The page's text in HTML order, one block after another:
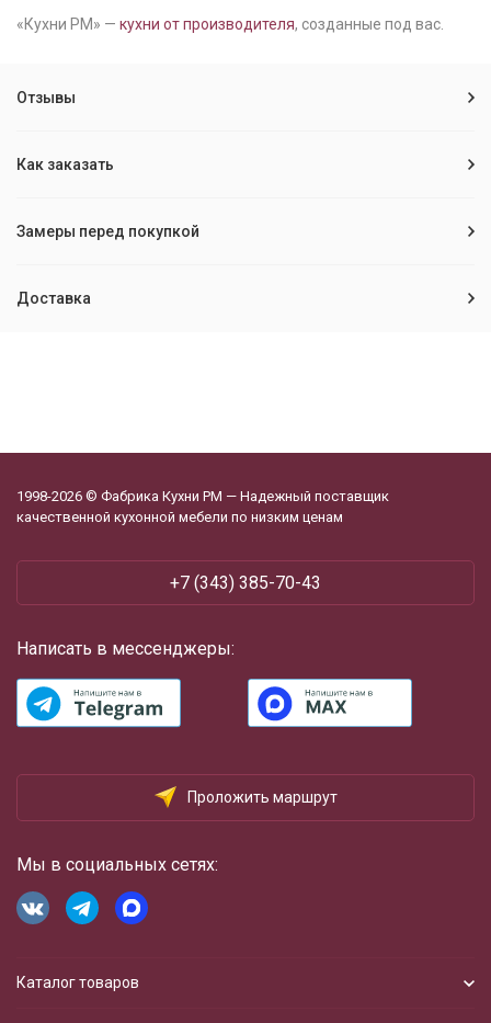
«Кухни РМ» — кухни от производителя, созданные под вас.
Отзывы
Как заказать
Замеры перед покупкой
Доставка
1998-2026 © Фабрика Кухни РМ — Надежный поставщик
качественной кухонной мебели по низким ценам
‪+7 (343) 385-70-43
Написать в мессенджеры:
Проложить маршрут
Мы в социальных сетях:
Каталог товаров